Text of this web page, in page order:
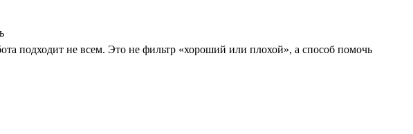
подходит не всем. Это не фильтр «хороший или плохой», а способ помочь